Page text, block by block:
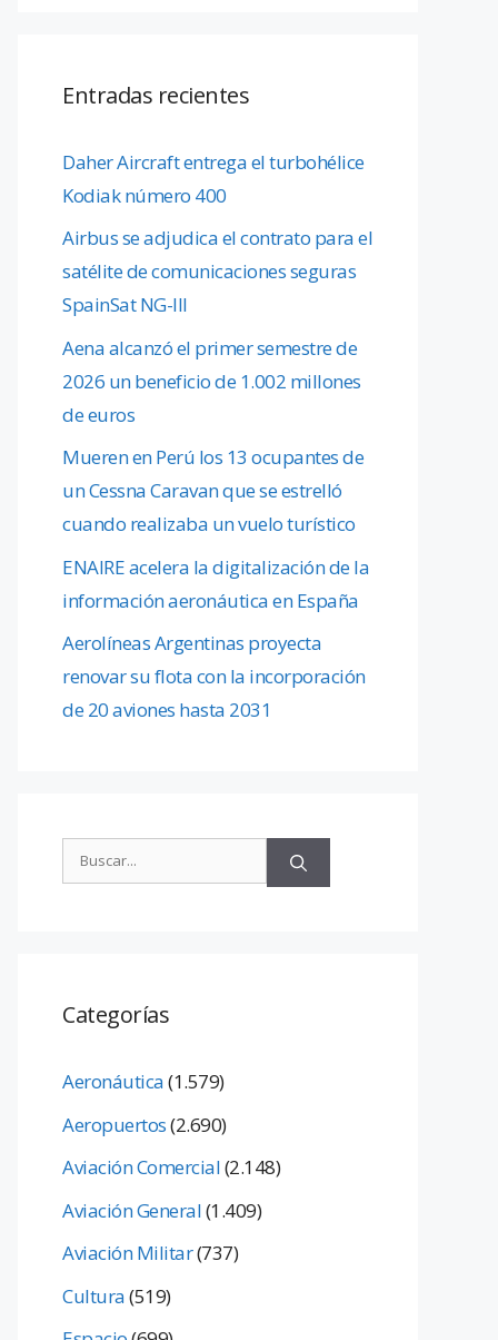
Entradas recientes
Daher Aircraft entrega el turbohélice
Kodiak número 400
Airbus se adjudica el contrato para el
satélite de comunicaciones seguras
SpainSat NG-III
Aena alcanzó el primer semestre de
2026 un beneficio de 1.002 millones
de euros
Mueren en Perú los 13 ocupantes de
un Cessna Caravan que se estrelló
cuando realizaba un vuelo turístico
ENAIRE acelera la digitalización de la
información aeronáutica en España
Aerolíneas Argentinas proyecta
renovar su flota con la incorporación
de 20 aviones hasta 2031
Categorías
Aeronáutica(1.579)
Aeropuertos(2.690)
Aviación Comercial(2.148)
Aviación General(1.409)
Aviación Militar(737)
Cultura(519)